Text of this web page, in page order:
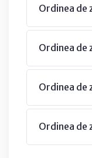
Ordinea
Ordinea
Ordinea
Ordinea de